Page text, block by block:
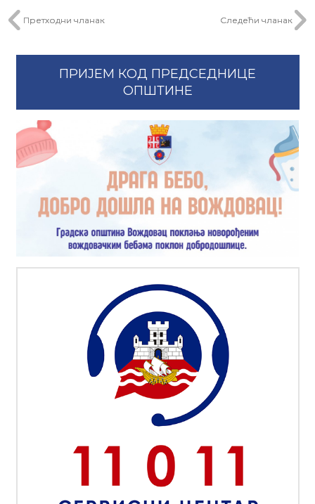
Претходни чланак Следећи чланак
ПРИЈЕМ КОД ПРЕДСЕДНИЦЕ
ОПШТИНЕ